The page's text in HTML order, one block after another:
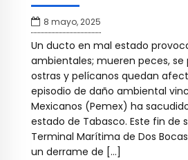
8 mayo, 2025
Un ducto en mal estado
ambientales; mueren peces, se
ostras y pelícanos quedan
episodio de daño ambiental
Mexicanos (Pemex) ha
estado de Tabasco. Este fin de
Terminal Marítima de Dos
un derrame de […]